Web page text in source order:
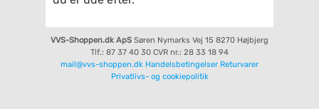
VVS-Shoppen.dk ApS Søren Nymarks Vej 15 8270 Højbjerg
Tlf.: 87 37 40 30 CVR nr.: 28 33 18 94
mail@vvs-shoppen.dk Handelsbetingelser Returvarer
Privatlivs- og cookiepolitik